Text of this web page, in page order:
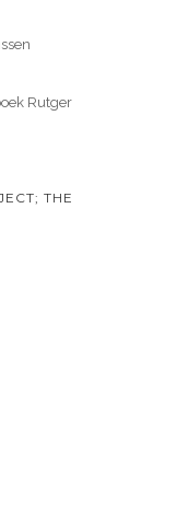
Rutger
THE